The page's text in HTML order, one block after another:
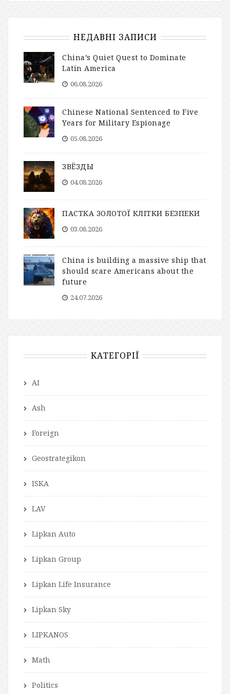
НЕДАВНІ ЗАПИСИ
China’s Quiet Quest to Dominate
Latin America
06.08.2026
Chinese National Sentenced to Five
Years for Military Espionage
05.08.2026
ЗВЁЗДЫ
04.08.2026
ПАСТКА ЗОЛОТОЇ КЛІТКИ БЕЗПЕКИ
03.08.2026
China is building a massive ship that
should scare Americans about the
future
24.07.2026
КАТЕГОРІЇ
AI
Ash
Foreign
Geostrategikon
ISKA
LAV
Lipkan Auto
Lipkan Group
Lipkan Life Insurance
Lipkan Sky
LIPKANOS
Math
Politics